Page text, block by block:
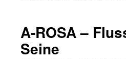
A-ROSA –
Seine